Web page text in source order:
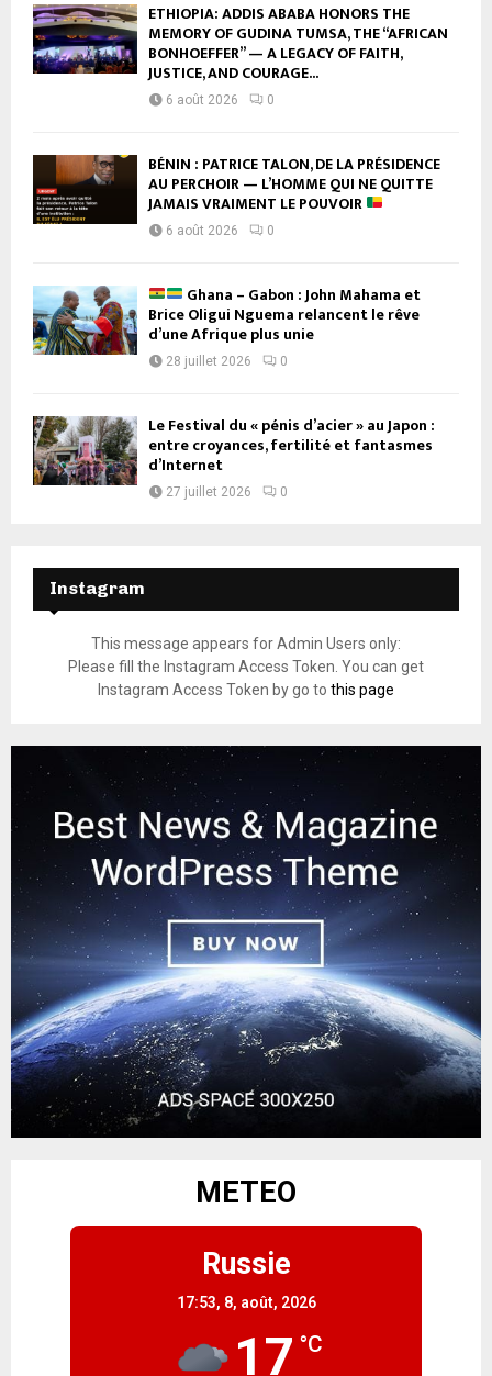
ETHIOPIA: ADDIS ABABA HONORS THE
MEMORY OF GUDINA TUMSA, THE “AFRICAN
BONHOEFFER” — A LEGACY OF FAITH,
JUSTICE, AND COURAGE...
6 août 2026 0
BÉNIN : PATRICE TALON, DE LA PRÉSIDENCE
AU PERCHOIR — L’HOMME QUI NE QUITTE
JAMAIS VRAIMENT LE POUVOIR
6 août 2026 0
Ghana – Gabon : John Mahama et
Brice Oligui Nguema relancent le rêve
d’une Afrique plus unie
28 juillet 2026 0
Le Festival du « pénis d’acier » au Japon :
entre croyances, fertilité et fantasmes
d’Internet
27 juillet 2026 0
Instagram
This message appears for Admin Users only:
Please fill the Instagram Access Token. You can get
Instagram Access Token by go to this page
METEO
Russie
17:53, 8, août, 2026
17 °C